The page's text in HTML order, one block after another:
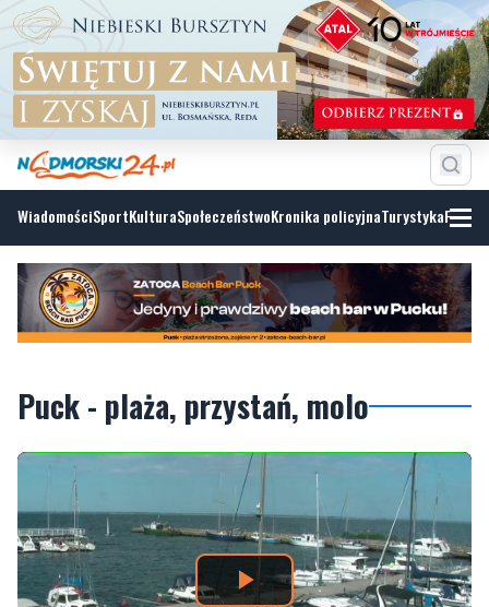
WiadomościSportKulturaSpołeczeństwoKronika policyjnaTurystyka
Puck - plaża, przystań, molo